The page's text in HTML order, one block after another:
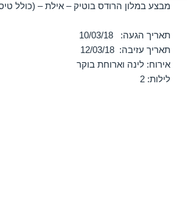
מבצע במלון הרודס בוטיק – אילת – (כולל
תאריך הגעה: 10/03/18
תאריך עזיבה: 12/03/18
אירוח: לינה וארוחת בוקר
לילות: 2